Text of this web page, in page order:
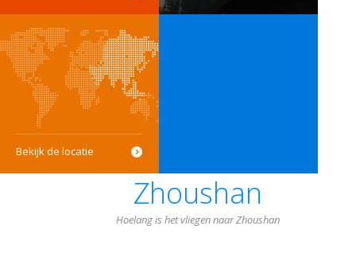
Bekijk de locatie
Zhoushan
Hoelang is het vliegen naar Zhoushan